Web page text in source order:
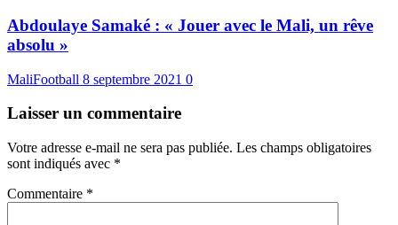
Abdoulaye Samaké : « Jouer avec le Mali, un rêve
absolu »
MaliFootball 8 septembre 2021 0
Laisser un commentaire
Votre adresse e-mail ne sera pas publiée. Les champs obligatoires
sont indiqués avec *
Commentaire *